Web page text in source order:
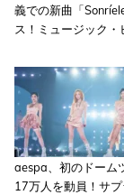
義での新曲「
ス！ミュージック・
aespa、初のドーム
17万人を動員！サ